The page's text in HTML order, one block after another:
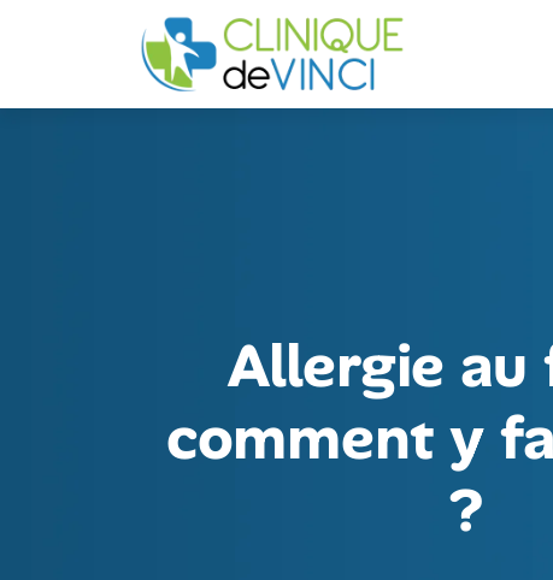
Allergie au
comment y
?